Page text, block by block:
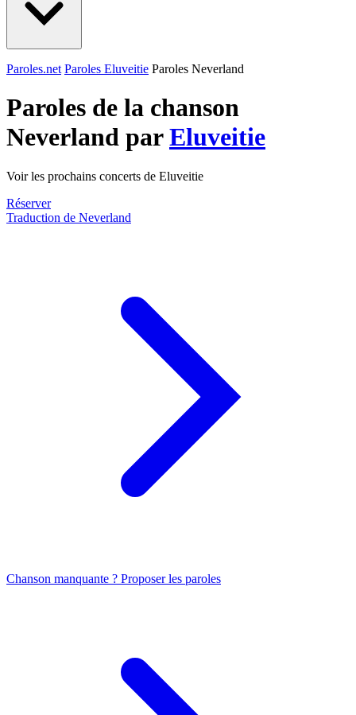
Paroles.net Paroles Eluveitie Paroles Neverland
Paroles de la chanson
Neverland parEluveitie
Voir les prochains concerts de Eluveitie
Réserver
Traduction de Neverland
Chanson manquante ? Proposer les paroles